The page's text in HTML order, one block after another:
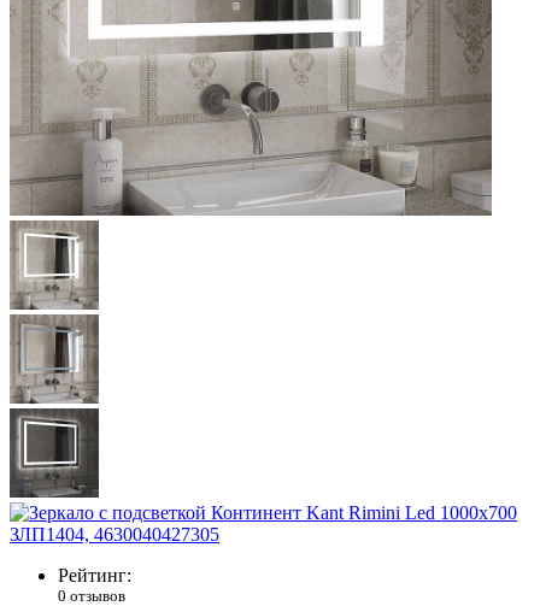
Рейтинг:
0 отзывов